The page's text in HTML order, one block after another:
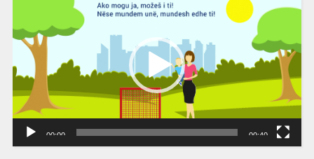
00:00 00:40